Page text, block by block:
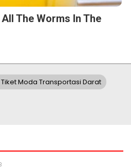
The Worms In The
Moda Transportasi Darat